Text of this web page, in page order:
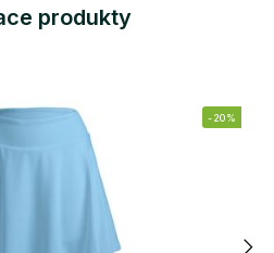
produkty
-20%